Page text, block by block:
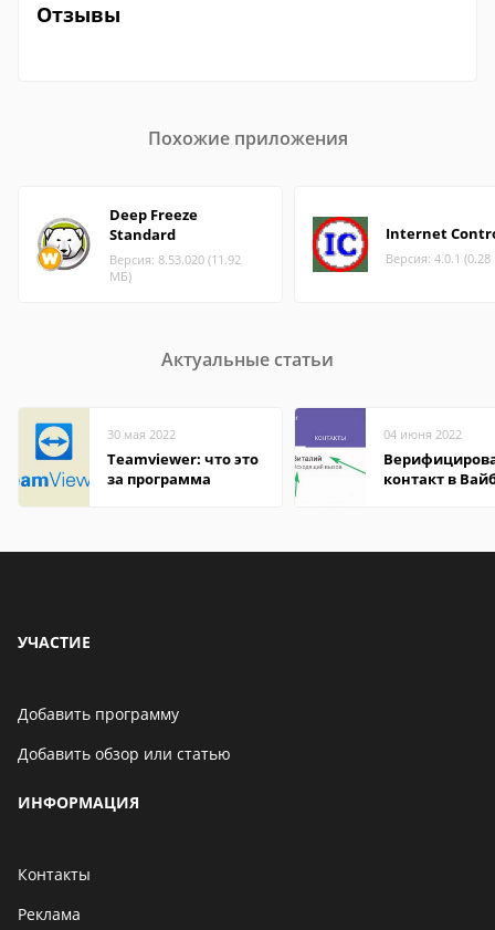
Отзывы
Похожие приложения
Deep Freeze
Standard
Версия: 8.53.020 (11.92
МБ)
Internet
Версия: 4.0.1
Актуальные статьи
30 мая 2022
Teamviewer: что это
за программа
04 июня 2022
контакт в
УЧАСТИЕ
Добавить программу
Добавить обзор или статью
ИНФОРМАЦИЯ
Контакты
Реклама